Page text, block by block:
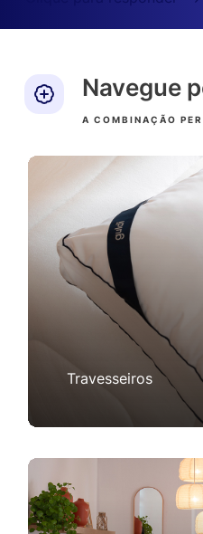
Navegue
A COMBINAÇÃO
Travesseiros